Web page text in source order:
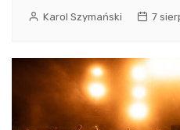
Karol Szymański 7